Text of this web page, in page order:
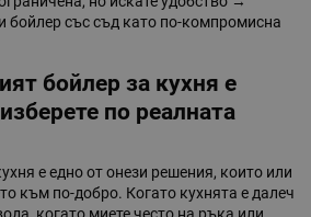
бойлер със съд като по-компромисна
бойлер за кухня е
по реалната
е едно от онези решения, които или
към по-добро. Когато кухнята е далеч